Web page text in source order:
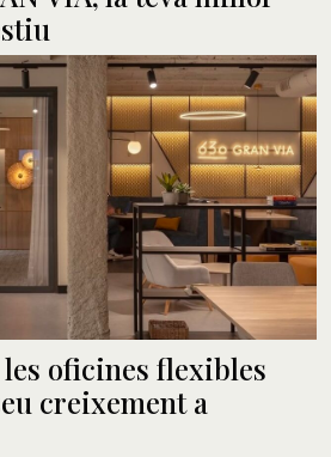
oficines flexibles
creixement a